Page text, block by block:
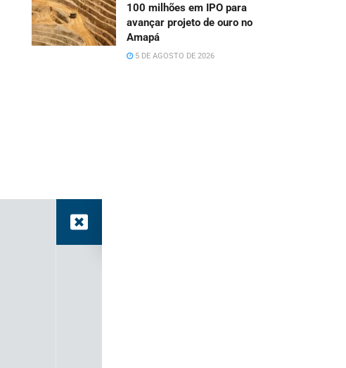
100 milhões em IPO para
avançar projeto de ouro no
Amapá
5 DE AGOSTO DE 2026